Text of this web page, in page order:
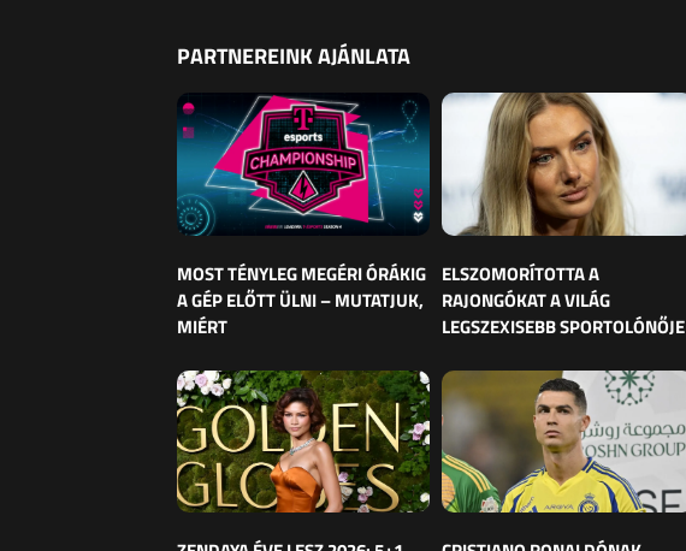
PARTNEREINK AJÁNLATA
MOST TÉNYLEG MEGÉRI ÓRÁKIG
A GÉP ELŐTT ÜLNI – MUTATJUK,
MIÉRT
ELSZOMORÍTOTTA A
RAJONGÓKAT A VILÁG
LEGSZEXISEBB SPORTOLÓNŐJE